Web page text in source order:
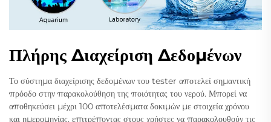
Πλήρης Διαχείριση Δεδομένων
Το σύστημα διαχείρισης δεδομένων του tester αποτελεί σημαντική
πρόοδο στην παρακολούθηση της ποιότητας του νερού. Μπορεί να
αποθηκεύσει μέχρι 100 αποτελέσματα δοκιμών με στοιχεία χρόνου
και ημερομηνίας, επιτρέποντας στους χρήστες να παρακολουθούν τις